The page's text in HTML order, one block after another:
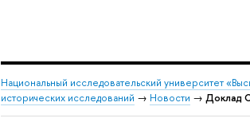
Национальный исследовательский университет
исторических исследований → Новости → Доклад